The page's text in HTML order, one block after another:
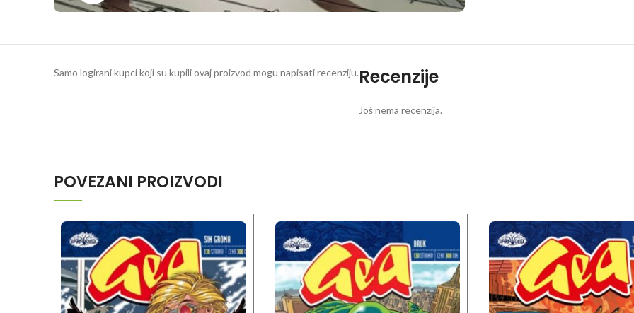
Recenzije
Još nema recenzija.
Samo logirani kupci koji su kupili ovaj proizvod mogu napisati recenziju.
POVEZANI PROIZVODI